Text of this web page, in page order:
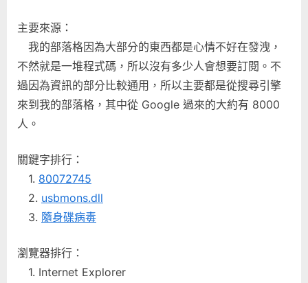
主要來源：
我的部落格因為大部分的東西都是心情不好在發洩，
不然就是一堆程式碼，所以沒有多少人會想要訂閱。不
過因為資訊的部分比較通用，所以主要都是從搜尋引擎
來到我的部落格，其中從 Google 過來的大約有 8000
人。
關鍵字排行：
1. 80072745
2. usbmons.dll
3. 隨身碟病毒
瀏覽器排行：
1. Internet Explorer